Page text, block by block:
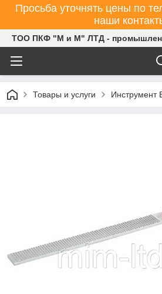
Просьба уточнять цены по
наши
ТОО ПКФ "М и М" ЛТД -
Товары и услуги Инструмент